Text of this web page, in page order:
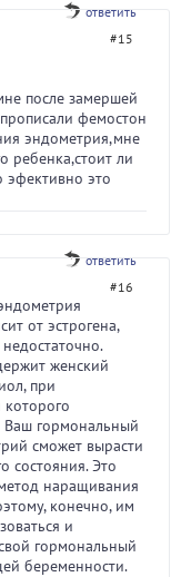
ответить
#15
после замершей
фемостон
эндометрия,мне
ребенка,стоит ли
эфективно это
ответить
#16
от эстрогена,
женский
при
которого
Ваш гормональный
сможет вырасти
состояния. Это
наращивания
конечно, им
и
гормональный
беременности.